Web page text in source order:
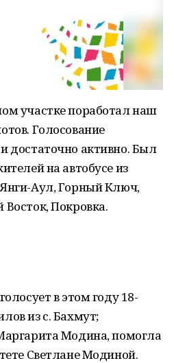
участке поработал наш
Голосование
достаточно активно. Был
на автобусе из
Аул, Горный Ключ,
Покровка.
в этом году 18-
из с. Бахмут;
Модина, помогла
Светлане Модиной.